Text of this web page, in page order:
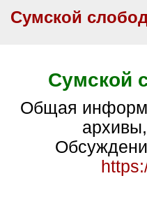
Сумской
Сумской
Общая информация по истории полка, ссылки на